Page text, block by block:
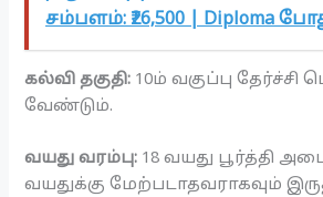
சம்பளம்: ₹26,500 | Diploma
கல்வி தகுதி: 10ம் வகுப்பு தேர்ச்சி
வேண்டும்.
வயது வரம்பு: 18 வயது பூர்த்தி
வயதுக்கு மேற்படாதவராகவும்